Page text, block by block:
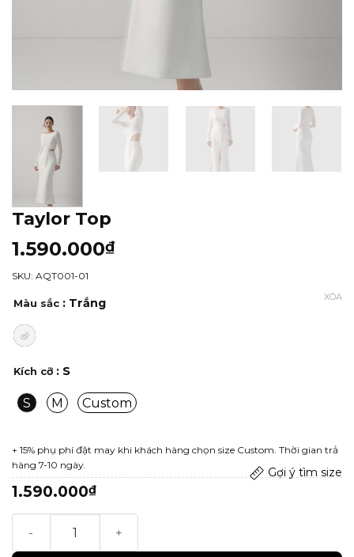
Taylor Top
1.590.000₫
SKU: AQT001-01
Màu sắc : Trắng
Kích cỡ : S
S M Custom
XÓA
+ 15% phụ phí đặt may khi khách hàng chọn size Custom. Thời gian trả
hàng 7-10 ngày.
Gợi ý tìm size
1.590.000₫